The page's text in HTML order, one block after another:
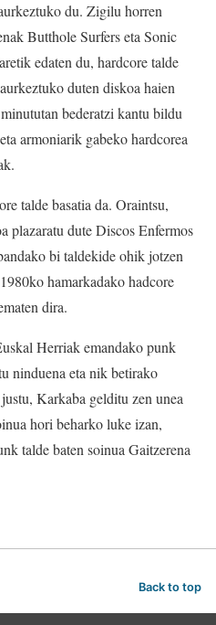
du. Zigilu horren
Butthole Surfers eta Sonic
edaten du, hardcore talde
duten diskoa haien
bederatzi kantu bildu
armoniarik gabeko hardcorea
talde basatia da. Oraintsu,
plazaratu dute Discos Enfermos
bi taldekide ohik jotzen
hamarkadako hadcore
dira.
Herriak emandako punk
ninduena eta nik betirako
Karkaba gelditu zen unea
hori beharko luke izan,
talde baten soinua Gaitzerena
Back to top